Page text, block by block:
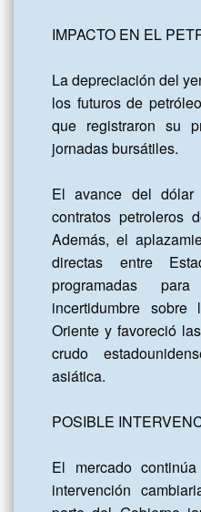
IMPACTO EN EL
La depreciación del
los futuros de
que registraron su
jornadas bursátiles.
El avance del
contratos petroleros
Además, el
directas entre
programadas
incertidumbre
Oriente y favoreció
crudo
asiática.
POSIBLE
El mercado
intervención